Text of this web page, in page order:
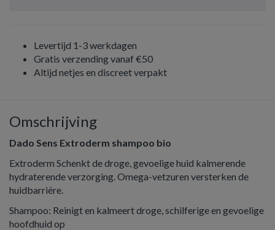
Levertijd 1-3 werkdagen
Gratis verzending vanaf €50
Altijd netjes en discreet verpakt
Omschrijving
Dado Sens Extroderm shampoo bio
Extroderm Schenkt de droge, gevoelige huid kalmerende
hydraterende verzorging. Omega-vetzuren versterken de
huidbarriére.
Shampoo: Reinigt en kalmeert droge, schilferige en gevoelige
hoofdhuid op